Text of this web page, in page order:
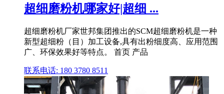
超细磨粉机哪家好|超细 ...
超细磨粉机厂家世邦集团推出的SCM超细磨粉机是一种
新型超细粉（目）加工设备,具有出粉细度高、应用范围
广、环保效果好等特点。 首页 产品
联系电话: 180 3780 8511